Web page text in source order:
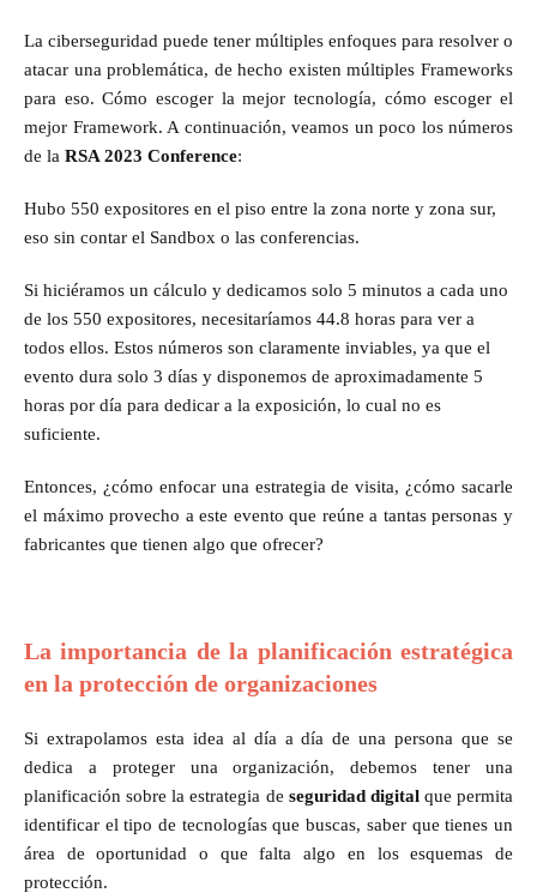
La ciberseguridad puede tener múltiples enfoques para resolver o
atacar una problemática, de hecho existen múltiples Frameworks
para eso. Cómo escoger la mejor tecnología, cómo escoger el
mejor Framework. A continuación, veamos un poco los números
de la RSA 2023 Conference:
Hubo 550 expositores en el piso entre la zona norte y zona sur,
eso sin contar el Sandbox o las conferencias.
Si hiciéramos un cálculo y dedicamos solo 5 minutos a cada uno
de los 550 expositores, necesitaríamos 44.8 horas para ver a
todos ellos. Estos números son claramente inviables, ya que el
evento dura solo 3 días y disponemos de aproximadamente 5
horas por día para dedicar a la exposición, lo cual no es
suficiente.
Entonces, ¿cómo enfocar una estrategia de visita, ¿cómo sacarle
el máximo provecho a este evento que reúne a tantas personas y
fabricantes que tienen algo que ofrecer?
La importancia de la planificación estratégica
en la protección de organizaciones
Si extrapolamos esta idea al día a día de una persona que se
dedica a proteger una organización, debemos tener una
planificación sobre la estrategia de seguridad digitalque permita
identificar el tipo de tecnologías que buscas, saber que tienes un
área de oportunidad o que falta algo en los esquemas de
protección.